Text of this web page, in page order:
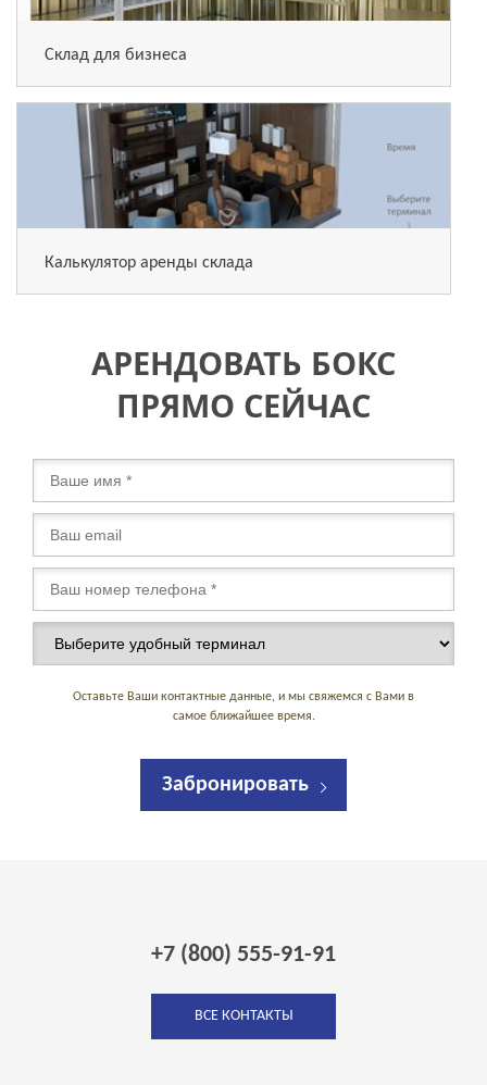
Склад для бизнеса
Калькулятор аренды склада
АРЕНДОВАТЬ БОКС
ПРЯМО СЕЙЧАС
Оставьте Ваши контактные данные, и мы свяжемся с Вами в
самое ближайшее время.
Забронировать
+7 (800) 555-91-91
ВСЕ КОНТАКТЫ